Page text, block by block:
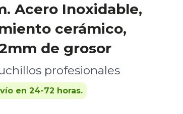
Acero Inoxidable,
cerámico,
de grosor
profesionales
en 24-72 horas.